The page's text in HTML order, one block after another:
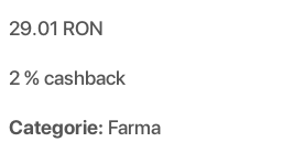
29.01 RON
2 %cashback
Categorie: Farma